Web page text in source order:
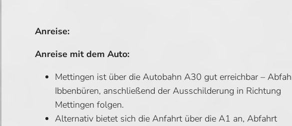
Anreise:
Anreise mit dem Auto:
Mettingen ist über die Autobahn A30 gut erreichbar –
Ibbenbüren, anschließend der Ausschilderung in Richtung
Mettingen folgen.
Alternativ bietet sich die Anfahrt über die A1 an, Abfahrt